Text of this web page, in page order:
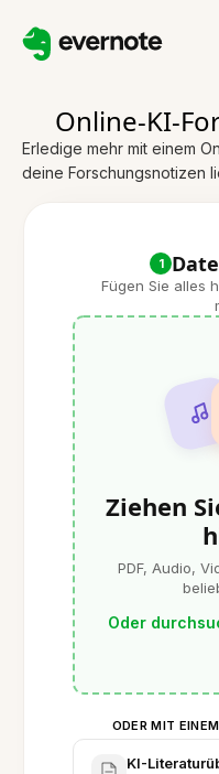
Online-KI-
Erledige mehr mit einem
deine Forschungsnotizen
1
Fügen Sie alles
Ziehen
PDF, Audio,
Oder
ODER MIT
KI-